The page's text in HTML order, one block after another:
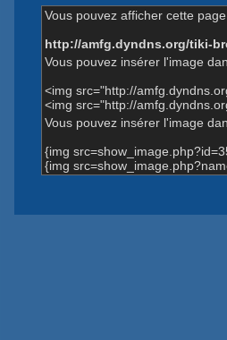
Vous pouvez afficher cette
http://amfg.dyndns.org/tiki-
Vous pouvez insérer l'image
<img src="http://
<img src="http://
Vous pouvez insérer l'image
{img
{img